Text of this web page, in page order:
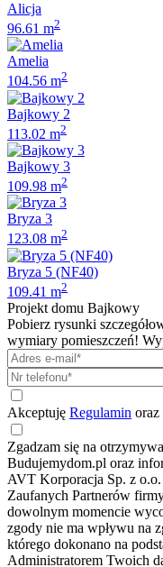
Alicja
96.61 m2
Amelia
104.56 m2
Bajkowy 2
113.02 m2
Bajkowy 3
109.98 m2
Bryza 3
123.08 m2
Bryza 5 (NF40)
109.41 m2
Projekt domu Bajkowy
Pobierz rysunki
wymiary pomieszczeń!
Akceptuję Regulamin oraz
Zgadzam się na
Budujemydom.pl oraz
AVT Korporacja Sp. z
Zaufanych Partnerów
dowolnym momencie
zgody nie ma wpływu na
którego dokonano na
Administratorem Twoich